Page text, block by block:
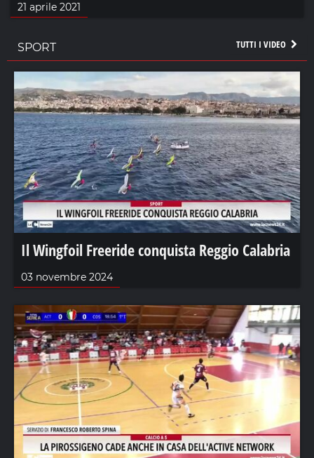
21 aprile 2021
TUTTI I VIDEO
SPORT
Il Wingfoil Freeride conquista Reggio Calabria
03 novembre 2024